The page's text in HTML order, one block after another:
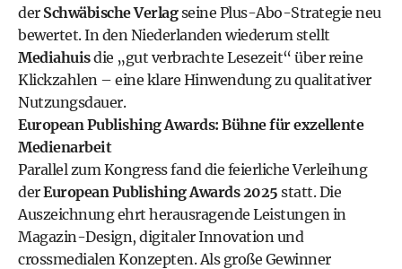
der Schwäbische Verlagseine Plus-Abo-Strategie neu
bewertet. In den Niederlanden wiederum stellt
Mediahuisdie „gut verbrachte Lesezeit“ über reine
Klickzahlen – eine klare Hinwendung zu qualitativer
Nutzungsdauer.
European Publishing Awards: Bühne für exzellente
Medienarbeit
Parallel zum Kongress fand die feierliche Verleihung
derEuropean Publishing Awards 2025 statt. Die
Auszeichnung ehrt herausragende Leistungen in
Magazin-Design, digitaler Innovation und
crossmedialen Konzepten. Als große Gewinner